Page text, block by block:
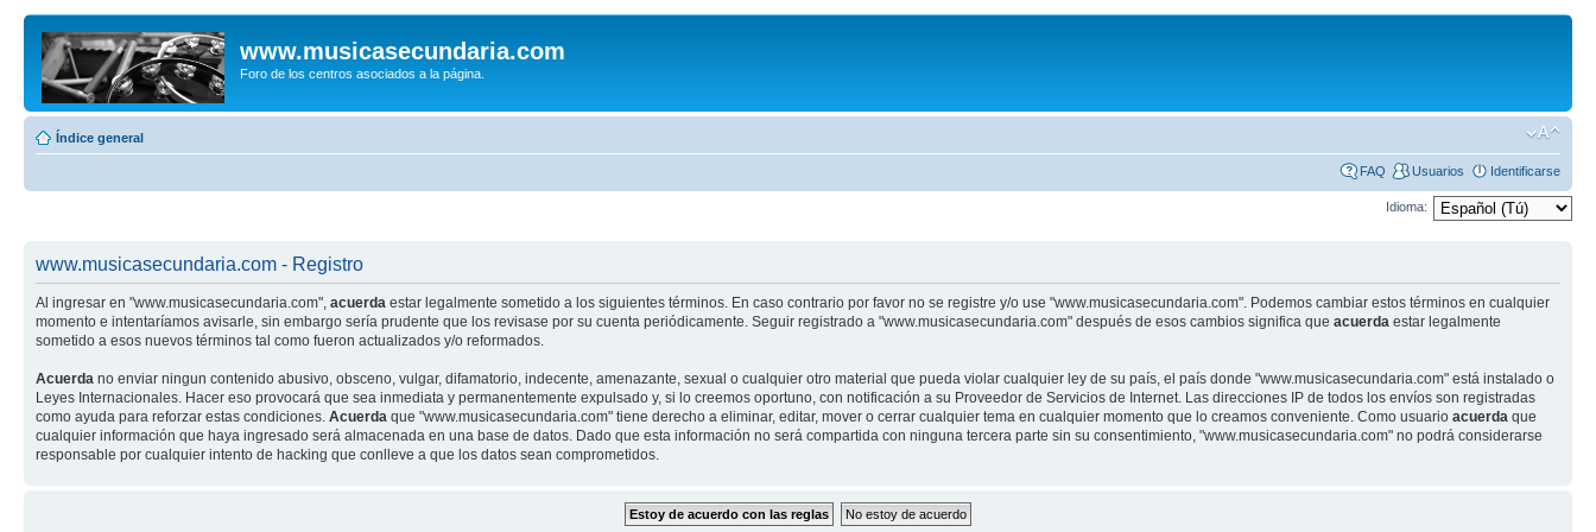
www.musicasecundaria.com
Foro de los centros asociados a la página.
Índice general
FAQ Usuarios Identificarse
Idioma:
www.musicasecundaria.com - Registro
Al ingresar en "www.musicasecundaria.com", acuerda estar legalmente sometido a los siguientes términos. En caso contrario por favor no se registre y/o use "www.musicasecundaria.com". Podemos cambiar estos términos en cualquier
momento e intentaríamos avisarle, sin embargo sería prudente que los revisase por su cuenta periódicamente. Seguir registrado a "www.musicasecundaria.com" después de esos cambios significa que acuerda estar legalmente
sometido a esos nuevos términos tal como fueron actualizados y/o reformados.
Acuerda no enviar ningun contenido abusivo, obsceno, vulgar, difamatorio, indecente, amenazante, sexual o cualquier otro material que pueda violar cualquier ley de su país, el país donde "www.musicasecundaria.com" está instalado o
Leyes Internacionales. Hacer eso provocará que sea inmediata y permanentemente expulsado y, si lo creemos oportuno, con notificación a su Proveedor de Servicios de Internet. Las direcciones IP de todos los envíos son registradas
como ayuda para reforzar estas condiciones. Acuerda que "www.musicasecundaria.com" tiene derecho a eliminar, editar, mover o cerrar cualquier tema en cualquier momento que lo creamos conveniente. Como usuario acuerda que
cualquier información que haya ingresado será almacenada en una base de datos. Dado que esta información no será compartida con ninguna tercera parte sin su consentimiento, "www.musicasecundaria.com" no podrá considerarse
responsable por cualquier intento de hacking que conlleve a que los datos sean comprometidos.